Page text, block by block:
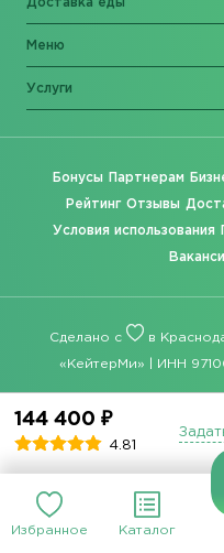
Избранное Каталог
144 400 ₽
4.81
Доставка еды
Меню
Услуги
Бонусы Партнерам
Рейтинг Отзывы
Условия использования
Сделано с в
«КейтерМи» | ИНН